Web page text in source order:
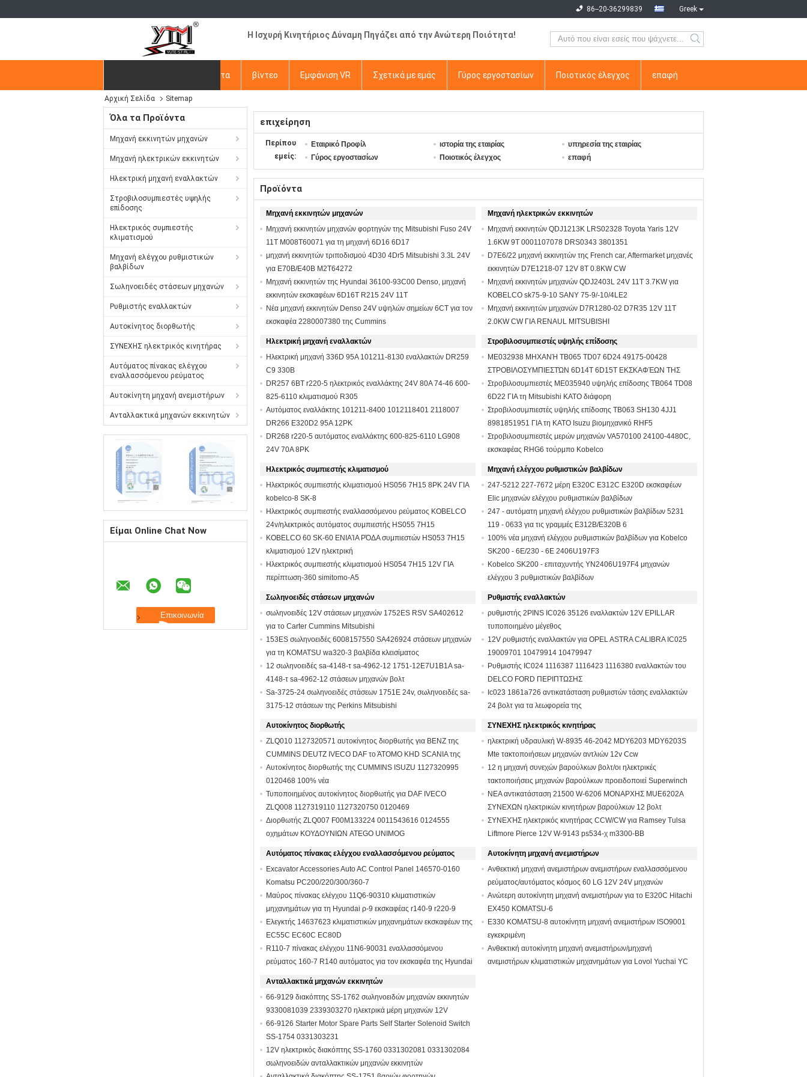
Greek
86--20-36299839
Η Ισχυρή Κινητήριος Δύναμη Πηγάζει από την Ανώτερη Ποιότητα!
Προϊόντα βίντεο Εμφάνιση VR Σχετικά με εμάς Γύρος εργοστασίων Ποιοτικός έλεγχος επαφή
Ζητήστε ένα απόσπασμα
Αρχική Σελίδα Sitemap
Όλα τα Προϊόντα
Μηχανή εκκινητών μηχανών
Μηχανή ηλεκτρικών εκκινητών
Ηλεκτρική μηχανή εναλλακτών
Στροβιλοσυμπιεστές υψηλής
επίδοσης
Ηλεκτρικός συμπιεστής
κλιματισμού
Μηχανή ελέγχου ρυθμιστικών
βαλβίδων
Σωληνοειδές στάσεων μηχανών
Ρυθμιστής εναλλακτών
Αυτοκίνητος διορθωτής
ΣΥΝΕΧΗΣ ηλεκτρικός κινητήρας
Αυτόματος πίνακας ελέγχου
εναλλασσόμενου ρεύματος
Αυτοκίνητη μηχανή ανεμιστήρων
Ανταλλακτικά μηχανών εκκινητών
Είμαι Online Chat Now
επιχείρηση
Περίπου
εμείς:
Εταιρικό Προφίλ ιστορία της εταιρίας
υπηρεσία της εταιρίας
Γύρος εργοστασίων
Ποιοτικός έλεγχος επαφή
Προϊόντα
Μηχανή εκκινητών μηχανών
Μηχανή εκκινητών μηχανών φορτηγών της Mitsubishi Fuso 24V
11T M008T60071 για τη μηχανή 6D16 6D17
μηχανή εκκινητών τριποδισμού 4D30 4Dr5 Mitsubishi 3.3L 24V
για E70B/E40B M2T64272
Μηχανή εκκινητών της Hyundai 36100-93C00 Denso, μηχανή
εκκινητών εκσκαφέων 6D16T R215 24V 11T
Νέα μηχανή εκκινητών Denso 24V υψηλών σημείων 6CT για τον
εκσκαφέα 2280007380 της Cummins
Μηχανή ηλεκτρικών εκκινητών
Μηχανή εκκινητών QDJ1213K LRS02328 Toyota Yaris 12V
1.6KW 9T 0001107078 DRS0343 3801351
D7E6/22 μηχανή εκκινητών της French car, Aftermarket μηχανές
εκκινητών D7E1218-07 12V 8T 0.8KW CW
Μηχανή εκκινητών μηχανών QDJ2403L 24V 11T 3.7KW για
KOBELCO sk75-9-10 SANY 75-9/-10/4LE2
Μηχανή εκκινητών μηχανών D7R1280-02 D7R35 12V 11T
2.0KW CW ΓΙΑ RENAUL MITSUBISHI
Ηλεκτρική μηχανή εναλλακτών
Ηλεκτρική μηχανή 336D 95A 101211-8130 εναλλακτών DR259
C9 330B
DR257 6BT r220-5 ηλεκτρικός εναλλάκτης 24V 80A 74-46 600-
825-6110 κλιματισμού R305
Αυτόματος εναλλάκτης 101211-8400 1012118401 2118007
DR266 E320D2 95A 12PK
DR268 r220-5 αυτόματος εναλλάκτης 600-825-6110 LG908
24V 70A 8PK
Στροβιλοσυμπιεστές υψηλής επίδοσης
ME032938 ΜΗΧΑΝΉ TB065 TD07 6D24 49175-00428
ΣΤΡΟΒΙΛΟΣΥΜΠΙΕΣΤΏΝ 6D14T 6D15T ΕΚΣΚΑΦΈΩΝ ΤΗΣ
KATO
Στροβιλοσυμπιεστές ME035940 υψηλής επίδοσης TB064 TD08
6D22 ΓΙΑ τη Mitsubishi KATO διάφορη
Στροβιλοσυμπιεστές υψηλής επίδοσης TB063 SH130 4JJ1
8981851951 ΓΙΑ τη KATO Isuzu βιομηχανικό RHF5
Στροβιλοσυμπιεστές μερών μηχανών VA570100 24100-4480C,
εκσκαφέας RHG6 τούρμπο Kobelco
Ηλεκτρικός συμπιεστής κλιματισμού
Ηλεκτρικός συμπιεστής κλιματισμού HS056 7H15 8PK 24V ΓΙΑ
kobelco-8 SK-8
Ηλεκτρικός συμπιεστής εναλλασσόμενου ρεύματος KOBELCO
24v/ηλεκτρικός αυτόματος συμπιεστής HS055 7H15
εναλλασσόμενου ρεύματος
KOBELCO 60 SK-60 ΕΝΙΑΊΑ ΡΌΔΑ συμπιεστών HS053 7H15
κλιματισμού 12V ηλεκτρική
Ηλεκτρικός συμπιεστής κλιματισμού HS054 7H15 12V ΓΙΑ
περίπτωση-360 simitomo-A5
Μηχανή ελέγχου ρυθμιστικών βαλβίδων
247-5212 227-7672 μέρη E320C E312C E320D εκσκαφέων
Elic μηχανών ελέγχου ρυθμιστικών βαλβίδων
247 - αυτόματη μηχανή ελέγχου ρυθμιστικών βαλβίδων 5231
119 - 0633 για τις γραμμές E312B/E320B 6
100% νέα μηχανή ελέγχου ρυθμιστικών βαλβίδων για Kobelco
SK200 - 6E/230 - 6E 2406U197F3
Kobelco SK200 - επιταχυντής YN2406U197F4 μηχανών
ελέγχου 3 ρυθμιστικών βαλβίδων
Σωληνοειδές στάσεων μηχανών
σωληνοειδές 12V στάσεων μηχανών 1752ES RSV SA402612
για το Carter Cummins Mitsubishi
153ES σωληνοειδές 6008157550 SA426924 στάσεων μηχανών
για τη KOMATSU wa320-3 βαλβίδα κλεισίματος
12 σωληνοειδές sa-4148-τ sa-4962-12 1751-12E7U1B1A sa-
4148-τ sa-4962-12 στάσεων μηχανών βολτ
Sa-3725-24 σωληνοειδές στάσεων 1751E 24v, σωληνοειδές sa-
3175-12 στάσεων της Perkins Mitsubishi
Ρυθμιστής εναλλακτών
ρυθμιστής 2PINS IC026 35126 εναλλακτών 12V EPILLAR
τυποποιημένο μέγεθος
12V ρυθμιστής εναλλακτών για OPEL ASTRA CALIBRA IC025
19009701 10479914 10479947
Ρυθμιστής IC024 1116387 1116423 1116380 εναλλακτών του
DELCO FORD ΠΕΡΙΠΤΩΣΗΣ
Ic023 1861a726 αντικατάσταση ρυθμιστών τάσης εναλλακτών
24 βολτ για τα λεωφορεία της
Αυτοκίνητος διορθωτής
ZLQ010 1127320571 αυτοκίνητος διορθωτής για BENZ της
CUMMINS DEUTZ IVECO DAF το ΆΤΟΜΟ KHD SCANIA της
Αυτοκίνητος διορθωτής της CUMMINS ISUZU 1127320995
0120468 100% νέα
Τυποποιημένος αυτοκίνητος διορθωτής για DAF IVECO
ZLQ008 1127319110 1127320750 0120469
Διορθωτής ZLQ007 F00M133224 0011543616 0124555
οχημάτων ΚΟΥΔΟΥΝΙΩΝ ATEGO UNIMOG
ΣΥΝΕΧΗΣ ηλεκτρικός κινητήρας
ηλεκτρική υδραυλική W-8935 46-2042 MDY6203 MDY6203S
Mte τακτοποιήσεων μηχανών αντλιών 12v Ccw
12 η μηχανή συνεχών βαρούλκων βολτ/οι ηλεκτρικές
τακτοποιήσεις μηχανών βαρούλκων προειδοποιεί Superwinch
που Χ σειρά αντικαθιστά W-7923 Mrvb7
ΝΕΑ αντικατάσταση 21500 W-6206 ΜΟΝΑΡΧΗΣ MUE6202A
ΣΥΝΕΧΩΝ ηλεκτρικών κινητήρων βαρούλκων 12 βολτ
ΣΥΝΕΧΉΣ ηλεκτρικός κινητήρας CCW/CW για Ramsey Tulsa
Liftmore Pierce 12V W-9143 ps534-χ m3300-BB
Αυτόματος πίνακας ελέγχου εναλλασσόμενου ρεύματος
Excavator Accessories Auto AC Control Panel 146570-0160
Komatsu PC200/220/300/360-7
Μαύρος πίνακας ελέγχου 11Q6-90310 κλιματιστικών
μηχανημάτων για τη Hyundai ρ-9 εκσκαφέας r140-9 r220-9
Ελεγκτής 14637623 κλιματιστικών μηχανημάτων εκσκαφέων της
EC55C EC60C EC80D
R110-7 πίνακας ελέγχου 11N6-90031 εναλλασσόμενου
ρεύματος 160-7 R140 αυτόματος για τον εκσκαφέα της Hyundai
Αυτοκίνητη μηχανή ανεμιστήρων
Ανθεκτική μηχανή ανεμιστήρων ανεμιστήρων εναλλασσόμενου
ρεύματος/αυτόματος κόσμος 60 LG 12V 24V μηχανών
ανεμιστήρων SDLG LG65
Ανώτερη αυτοκίνητη μηχανή ανεμιστήρων για το E320C Hitachi
EX450 KOMATSU-6
E330 KOMATSU-8 αυτοκίνητη μηχανή ανεμιστήρων ISO9001
εγκεκριμένη
Ανθεκτική αυτοκίνητη μηχανή ανεμιστήρων/μηχανή
ανεμιστήρων κλιματιστικών μηχανημάτων για Lovol Yuchai YC
Ανταλλακτικά μηχανών εκκινητών
66-9129 διακόπτης SS-1762 σωληνοειδών μηχανών εκκινητών
9330081039 2339303270 ηλεκτρικά μέρη μηχανών 12V
66-9126 Starter Motor Spare Parts Self Starter Solenoid Switch
SS-1754 0331303231
12V ηλεκτρικός διακόπτης SS-1760 0331302081 0331302084
σωληνοειδών ανταλλακτικών μηχανών εκκινητών